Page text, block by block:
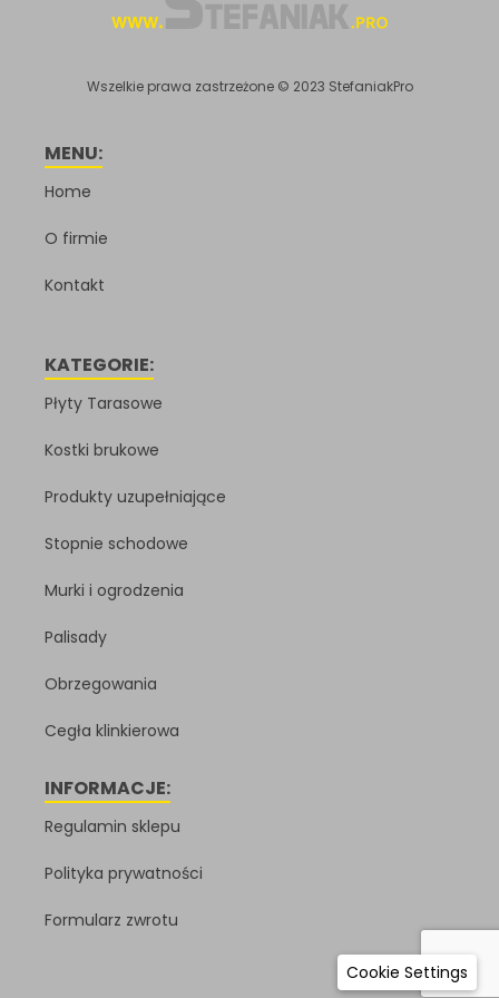
Wszelkie prawa zastrzeżone © 2023 StefaniakPro
MENU:
Home
O firmie
Kontakt
KATEGORIE:
Płyty Tarasowe
Kostki brukowe
Produkty uzupełniające
Stopnie schodowe
Murki i ogrodzenia
Palisady
Obrzegowania
Cegła klinkierowa
INFORMACJE:
Regulamin sklepu
Polityka prywatności
Formularz zwrotu
Cookie Settings